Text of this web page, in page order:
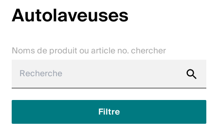
Jobs
Downloadcenter
Autolaveuses
Noms de produit ou article no. chercher
Filtre